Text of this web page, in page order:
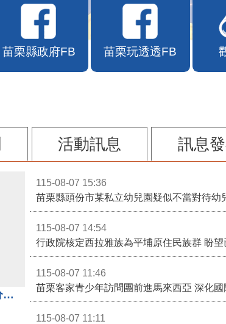
苗栗縣政府FB 苗栗玩透透FB
活動訊息 訊息
苗栗縣長鍾東錦受邀演講 「苗栗甦醒」分享近年轉變
115-08-07 15:36
苗栗縣頭份市某私立幼兒園疑似不當對待幼
115-08-07 14:54
115-08-07 11:46
苗栗客家青少年訪問團前進馬來西亞 深化
115-08-07 11:11